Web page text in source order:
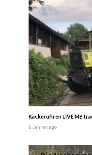
Kackerühren LIVE MB
8 Jahren ago